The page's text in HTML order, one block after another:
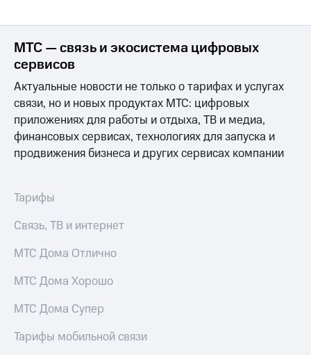
МТС
Достижения
Интервью
Финансовая
отчетность
Контакты
и акционерам
Корпоративное
управление
Корпоративный
секретарь
Раскрытие
Информация
МТС — связь и экосистема цифровых
сервисов
Актуальные новости не только о тарифах и услугах
связи, но и новых продуктах МТС: цифровых
приложениях для работы и отдыха, ТВ и медиа,
финансовых сервисах, технологиях для запуска и
продвижения бизнеса и других сервисах компании
Тарифы
Связь, ТВ и интернет
МТС Дома Отлично
МТС Дома Хорошо
МТС Дома Супер
Тарифы мобильной связи